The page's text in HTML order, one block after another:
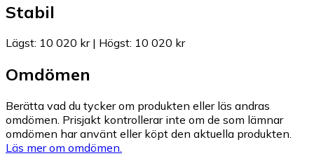
Stabil
Lägst: 10 020 kr| Högst: 10 020 kr
Omdömen
Berätta vad du tycker om produkten eller läs andras
omdömen. Prisjakt kontrollerar inte om de som lämnar
omdömen har använt eller köpt den aktuella produkten.
Läs mer om omdömen.